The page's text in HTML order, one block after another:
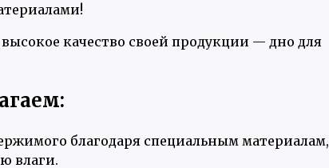
качество своей продукции — дно для
благодаря специальным материалам,
влаги.